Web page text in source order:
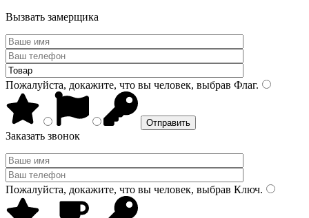
Вызвать замерщика
Пожалуйста, докажите, что вы человек, выбрав Флаг.
Заказать звонок
Пожалуйста, докажите, что вы человек, выбрав Ключ.